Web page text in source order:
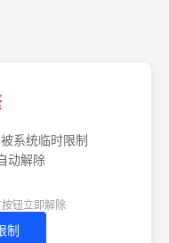
系统临时限制
动解除
钮立即解除
制